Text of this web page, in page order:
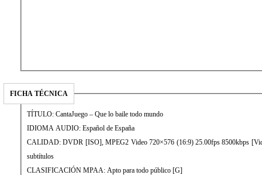
FICHA TÉCNICA
TÍTULO: CantaJuego – Que lo baile todo mundo
IDIOMA AUDIO: Español de España
CALIDAD: DVDR [ISO], MPEG2 Video 720×576 (16:9) 25.00fps 8500kbps [Video –
subtítulos
CLASIFICACIÓN MPAA: Apto para todo público [G]